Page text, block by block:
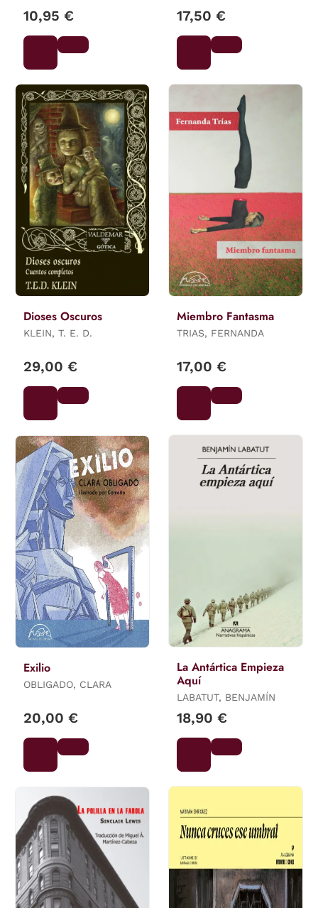
10,95 € 17,50 €
Dioses Oscuros
KLEIN, T. E. D.
29,00 €
Miembro Fantasma
TRIAS, FERNANDA
17,00 €
Exilio
OBLIGADO, CLARA
20,00 €
La Antártica Empieza
Aquí
LABATUT, BENJAMÍN
18,90 €